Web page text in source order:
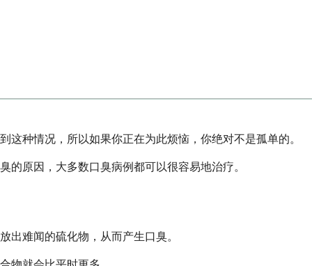
种情况，所以如果你正在为此烦恼，你绝对不是孤单的。
原因，大多数口臭病例都可以很容易地治疗。
出难闻的硫化物，从而产生口臭。